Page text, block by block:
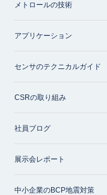
メトロールの技術
アプリケーション
センサのテクニカルガイド
CSRの取り組み
社員ブログ
展示会レポート
中小企業のBCP地震対策